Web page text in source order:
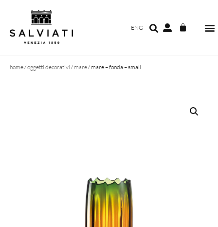
ENG
home/oggetti decorativi / mare/ mare – fonda – small